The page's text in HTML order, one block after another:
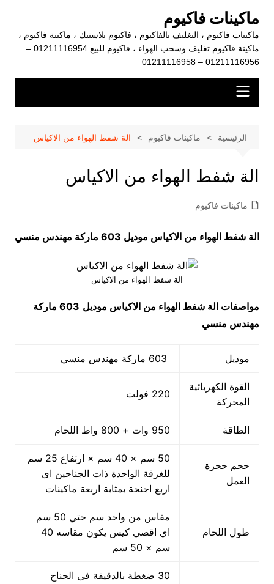
المحتوى
ماكينات فاكيوم
ماكينات فاكيوم ، التغليف بالفاكيوم ، فاكيوم بلاستيك ، ماكينة فاكيوم ،
ماكينة فاكيوم تغليف وسحب الهواء ، فاكيوم للبيع 01211116954 –
01211116956 – 01211116958
الرئيسية ماكينات فاكيوم الة شفط الهواء من الاكياس
الة شفط الهواء من الاكياس
ماكينات فاكيوم
الة شفط الهواء من الاكياس موديل 603 ماركة مهندس منسي
الة شفط الهواء من الاكياس
مواصفات الة شفط الهواء من الاكياس موديل
603 ماركة
مهندس منسي
موديل
القوة الكهربائية
المحركة
220 فولت
الطاقة 950 وات + 800 واط اللحام
حجم حجرة
العمل
50 سم × 40 سم × ارتفاع 25 سم
للغرقة الواحدة ذات الجناحين اى
اربع اجنحة بمثابة اربعة ماكينات
طول اللحام
مقاس من واحد سم حتي 50 سم
اي اقصي كيس يكون مقاسه 40
سم × 50 سم
30 ضغطة بالدقيقة فى الجناح